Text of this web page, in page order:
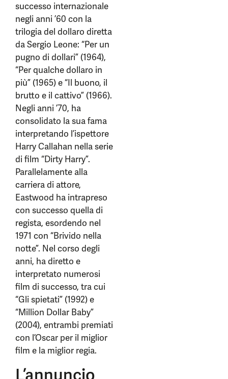
successo internazionale
negli anni ’60 con la
trilogia del dollaro diretta
da Sergio Leone: “Per un
pugno di dollari” (1964),
“Per qualche dollaro in
più” (1965) e “Il buono, il
brutto e il cattivo” (1966).
Negli anni ’70, ha
consolidato la sua fama
interpretando l’ispettore
Harry Callahan nella serie
di film “Dirty Harry”.
Parallelamente alla
carriera di attore,
Eastwood ha intrapreso
con successo quella di
regista, esordendo nel
1971 con “Brivido nella
notte”. Nel corso degli
anni, ha diretto e
interpretato numerosi
film di successo, tra cui
“Gli spietati” (1992) e
“Million Dollar Baby”
(2004), entrambi premiati
con l’Oscar per il miglior
film e la miglior regia.